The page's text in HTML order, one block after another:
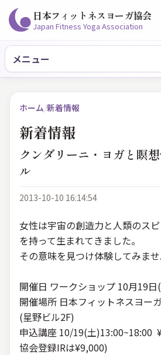
日本フィットネスヨーガ協会
Japan Fitness Yoga Association
メニュー
ホーム/新着情報
新着情報
クンダリーニ・ヨガと瞑
ル
2013-10-10 16:14:54
女性は宇宙の創造力と人類のス
を持って生まれてきました。
その意味を見つけ体験してみま
開催日 ワークショップ 10月19
開催場所 日本フィットネスヨー
(星野ビル2F)
申込講座 10/19(土)13:00~18:00
協会登録IRは¥9,000)